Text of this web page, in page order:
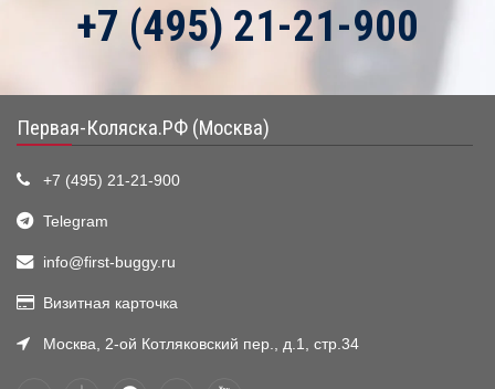
+7 (495) 21-21-900
Первая-Коляска.РФ (Москва)
+7 (495) 21-21-900
Telegram
info@first-buggy.ru
Визитная карточка
Москва, 2-ой Котляковский пер., д.1, стр.34